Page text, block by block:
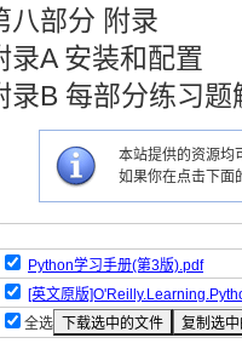
八部分 附录
录A 安装和配置
录B 每部分练习题
本站提供的资源均
如果你在点击下面
Python学习手册(第3版).pdf
[英文原版
全选